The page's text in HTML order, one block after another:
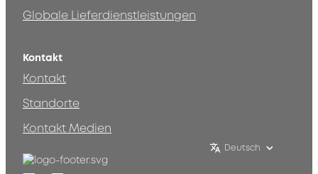
Globale Lieferdienstleistungen
Kontakt
Kontakt
Standorte
Kontakt Medien
Deutsch